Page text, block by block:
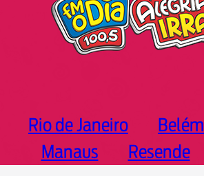
Rio de Janeiro Belém
Manaus
Resende